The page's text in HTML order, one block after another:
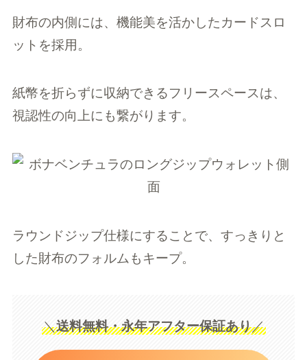
財布の内側には、機能美を活かしたカードスロ
ットを採用。
紙幣を折らずに収納できるフリースペースは、
視認性の向上にも繋がります。
​​​​ラウンドジップ仕様にすることで、すっきりと
した財布のフォルムもキープ。
＼送料無料・永年アフター保証あり／